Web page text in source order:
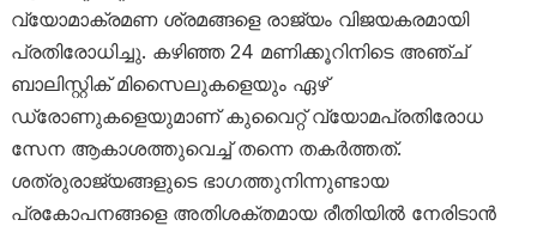
വ്യോമാക്രമണ ശ്രമങ്ങളെ രാജ്യം വിജയകരമായി
പ്രതിരോധിച്ചു. കഴിഞ്ഞ 24 മണിക്കൂറിനിടെ അഞ്ച്
ബാലിസ്റ്റിക് മിസൈലുകളെയും ഏഴ്
ഡ്രോണുകളെയുമാണ് കുവൈറ്റ് വ്യോമപ്രതിരോധ
സേന ആകാശത്തുവെച്ച് തന്നെ തകർത്തത്.
ശത്രുരാജ്യങ്ങളുടെ ഭാഗത്തുനിന്നുണ്ടായ
പ്രകോപനങ്ങളെ അതിശക്തമായ രീതിയിൽ നേരിടാൻ